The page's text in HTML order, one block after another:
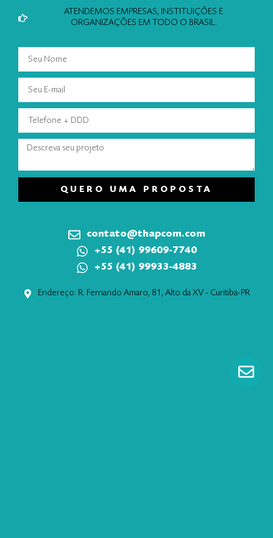
ATENDEMOS EMPRESAS, INSTITUIÇÕES E
ORGANIZAÇÕES EM TODO O BRASIL.
QUERO UMA PROPOSTA
contato@thapcom.com
+55 (41) 99609-7740
+55 (41) 99933-4883
Endereço: R. Fernando Amaro, 81, Alto da XV - Curitiba-PR